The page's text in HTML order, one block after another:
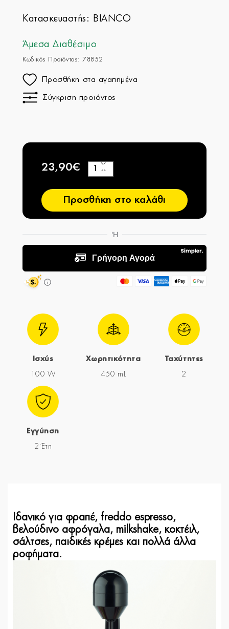
Κατασκευαστής: BIANCO
Άμεσα Διαθέσιμο
Κωδικός Προϊόντος: 78852
Προσθήκη στα αγαπημένα
Σύγκριση προϊόντος
23,90€
−
+
Προσθήκη στο καλάθι
Ισχύς
100 W
Χωρητικότητα
450 mL
Ταχύτητες
2
Εγγύηση
2 Έτη
Ιδανικό για φραπέ, freddo espresso,
βελούδινο αφρόγαλα, milkshake, κοκτέιλ,
σάλτσες, παιδικές κρέμες και πολλά άλλα
ροφήματα.